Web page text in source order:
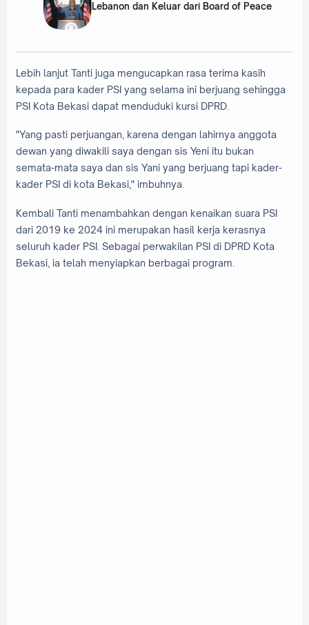
Lebanon dan Keluar dari Board of Peace
Lebih lanjut Tanti juga mengucapkan rasa terima kasih
kepada para kader PSI yang selama ini berjuang sehingga
PSI Kota Bekasi dapat menduduki kursi DPRD.
"Yang pasti perjuangan, karena dengan lahirnya anggota
dewan yang diwakili saya dengan sis Yeni itu bukan
semata-mata saya dan sis Yani yang berjuang tapi kader-
kader PSI di kota Bekasi," imbuhnya.
Kembali Tanti menambahkan dengan kenaikan suara PSI
dari 2019 ke 2024 ini merupakan hasil kerja kerasnya
seluruh kader PSI. Sebagai perwakilan PSI di DPRD Kota
Bekasi, ia telah menyiapkan berbagai program.